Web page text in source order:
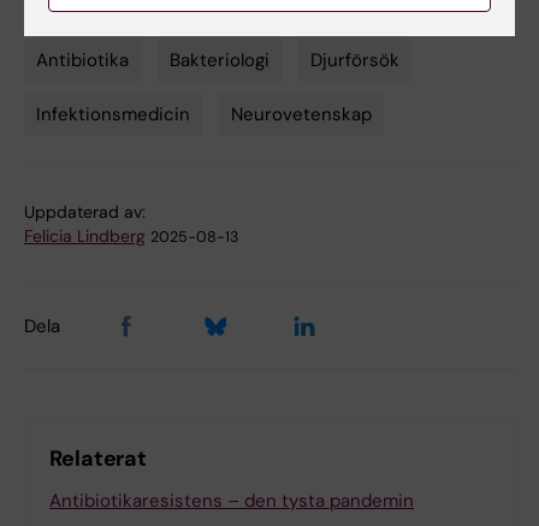
Antibiotika Bakteriologi Djurförsök
Infektionsmedicin Neurovetenskap
Uppdaterad av:
Felicia Lindberg 2025-08-13
Dela
Relaterat
Antibiotikaresistens – den tysta pandemin